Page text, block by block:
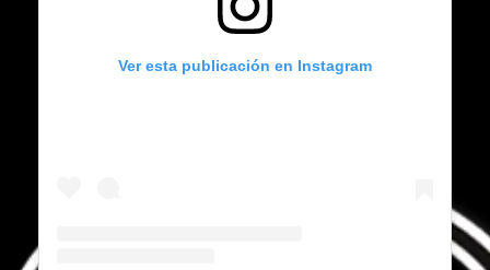
Ver esta publicación en Instagram